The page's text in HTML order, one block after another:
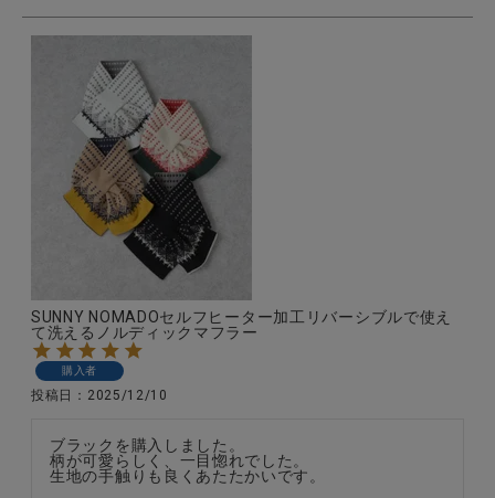
SUNNY NOMADOセルフヒーター加工リバーシブルで使え
て洗えるノルディックマフラー
購入者
投稿日 2025/12/10
ブラックを購入しました。
柄が可愛らしく、一目惚れでした。
生地の手触りも良くあたたかいです。